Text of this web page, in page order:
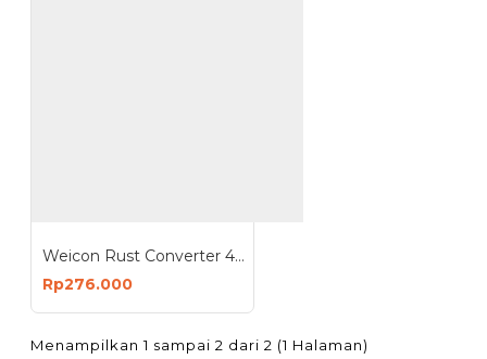
Weicon Rust Converter 400 ml Spray Penghilang Anti Karat Pelindung Korosi
Rp276.000
Menampilkan 1 sampai 2 dari 2 (1 Halaman)